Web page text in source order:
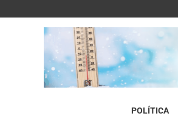
POLÍTICA